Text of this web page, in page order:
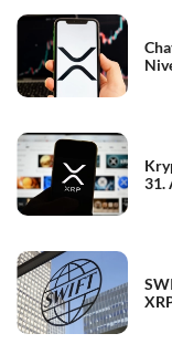
31.